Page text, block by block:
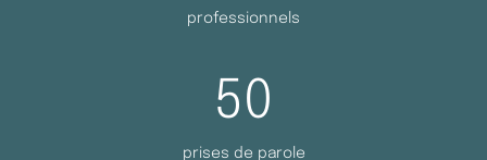
professionnels
50
prises de parole